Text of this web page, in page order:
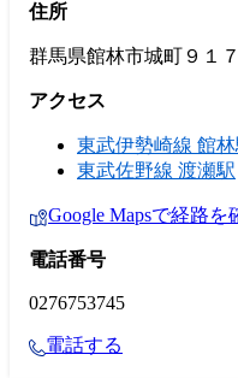
住所
群馬県館林市城町９１７
アクセス
東武伊勢崎線 館林
東武佐野線 渡瀬駅
Google Mapsで経路を
電話番号
0276753745
電話する